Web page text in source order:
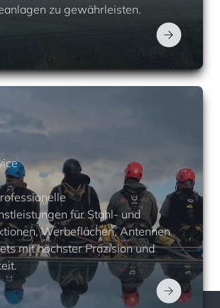
zu gewährleisten.
für Stahl- und
Werbeflächen, Antennen
mit höchster Präzision und